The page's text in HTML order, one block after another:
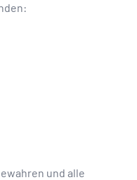
und alle